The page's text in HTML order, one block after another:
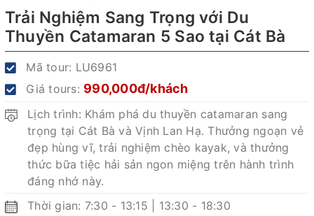
Trải Nghiệm Sang Trọng với Du
Thuyền Catamaran 5 Sao tại Cát Bà
Mã tour: LU6961
Giá tours: 990,000đ/khách
Lịch trình: Khám phá du thuyền catamaran sang
trọng tại Cát Bà và Vịnh Lan Hạ. Thưởng ngoạn vẻ
đẹp hùng vĩ, trải nghiệm chèo kayak, và thưởng
thức bữa tiệc hải sản ngon miệng trên hành trình
đáng nhớ này.
Thời gian: 7:30 - 13:15 | 13:30 - 18:30